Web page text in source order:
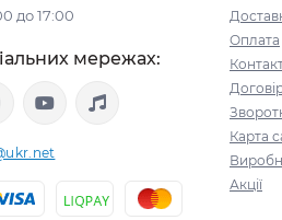
до 17:00
мережах:
Оплата
Карта
Акції